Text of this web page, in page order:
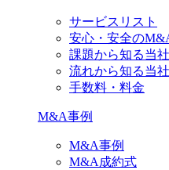
サービスリスト
安心・安全の
課題から知る当
流れから知る当
手数料・料金
M&A事例
M&A事例
M&A成約式